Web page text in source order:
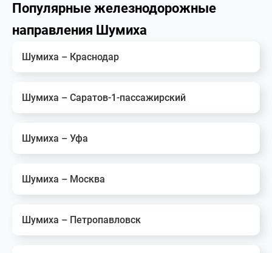
Популярные железнодорожные
направления Шумиха
Шумиха – Краснодар
Шумиха – Саратов-1-пассажирский
Шумиха – Уфа
Шумиха – Москва
Шумиха – Петропавловск